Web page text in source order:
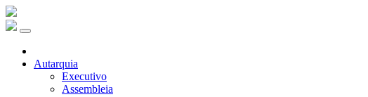
Autarquia
Executivo
Assembleia